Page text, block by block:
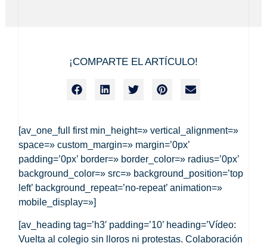
¡COMPARTE EL ARTÍCULO!
[av_one_full first min_height=» vertical_alignment=»
space=» custom_margin=» margin=’0px’
padding=’0px’ border=» border_color=» radius=’0px’
background_color=» src=» background_position=’top
left’ background_repeat=’no-repeat’ animation=»
mobile_display=»]
[av_heading tag=’h3′ padding=’10’ heading=’Vídeo:
Vuelta al colegio sin lloros ni protestas. Colaboración